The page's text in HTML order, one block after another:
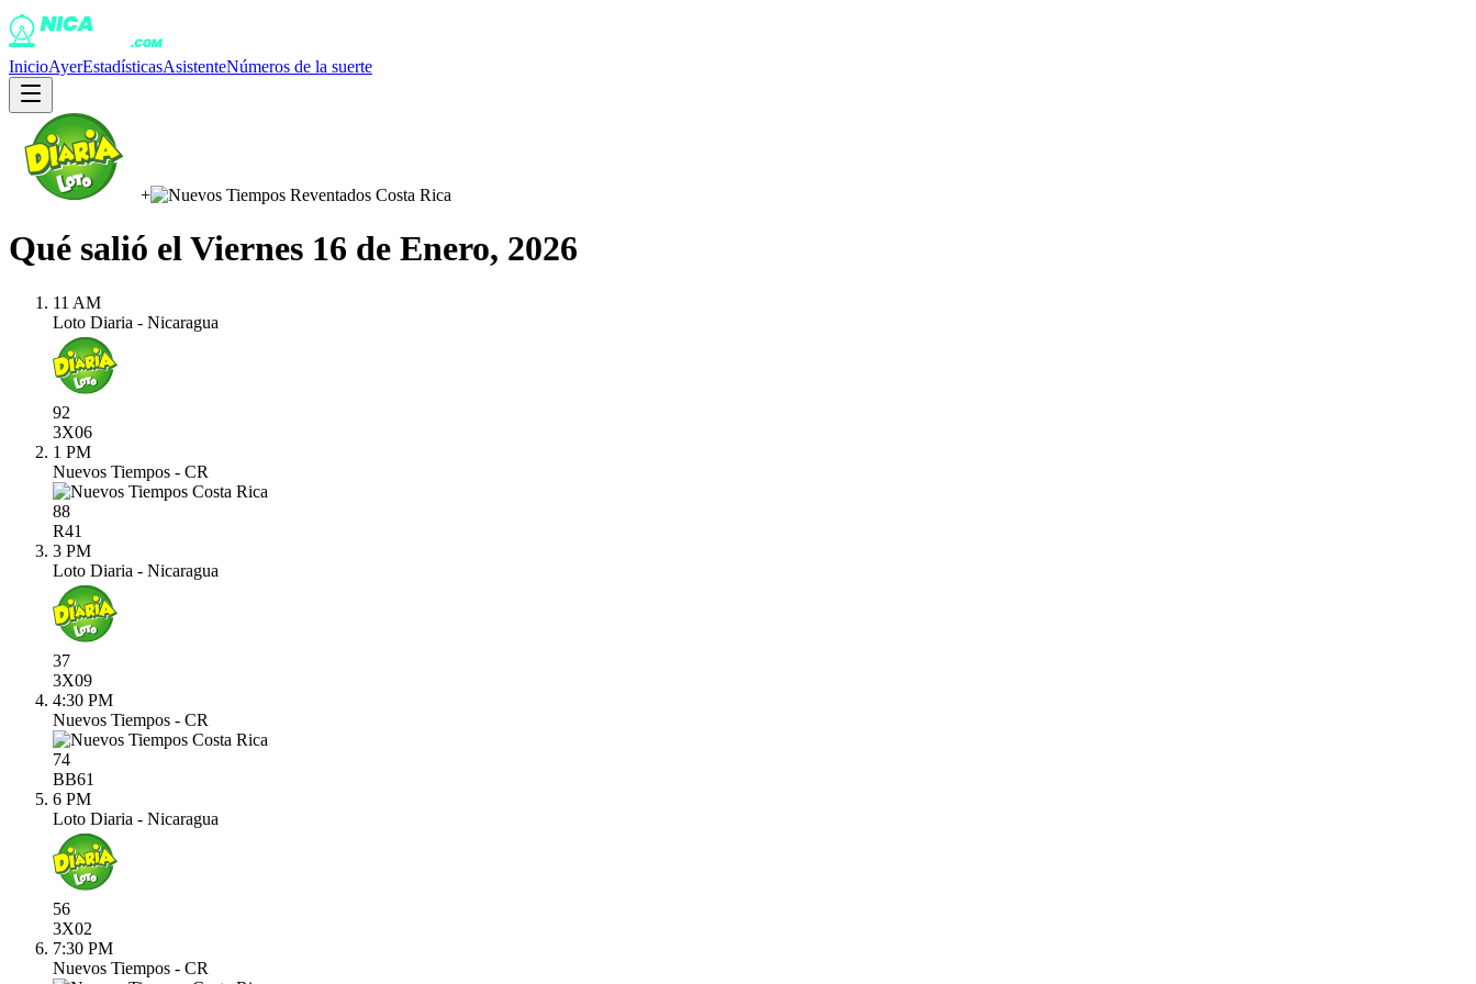
InicioAyerEstadísticasAsistenteNúmeros de la suerte
+
Qué salió elViernes 16 de Enero, 2026
11 AM
Loto Diaria - Nicaragua
92
3X06
1 PM
Nuevos Tiempos - CR
88
R41
3 PM
Loto Diaria - Nicaragua
37
3X09
4:30 PM
Nuevos Tiempos - CR
74
BB61
6 PM
Loto Diaria - Nicaragua
56
3X02
7:30 PM
Nuevos Tiempos - CR